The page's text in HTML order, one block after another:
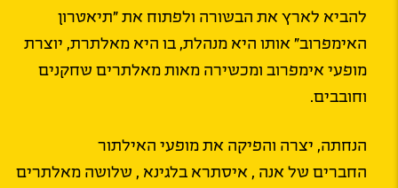
להביא לארץ את הבשורה ולפתוח את "תיאטרון
האימפרוב" אותו היא מנהלת, בו היא מאלתרת, יוצרת
מופעי אימפרוב ומכשירה מאות מאלתרים שחקנים
וחובבים.
הנחתה, יצרה והפיקה את מופעי האילתור
החברים של אנה , איסתרא בלגינא , שלושה מאלתרים